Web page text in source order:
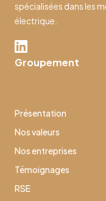
spécialisées dans les
électrique.
Groupement
Présentation
Nos valeurs
Nos entreprises
Témoignages
RSE